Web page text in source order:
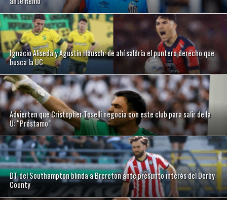
Ignacio Aliseda y Agustín Hausch: de ahí saldría el puntero derecho que
busca la UC
Advierten que Cristopher Toselli negocia con este club para salir de la
U: “Préstamo”
DT del Southampton blinda a Brereton ante presunto interés del Derby
County